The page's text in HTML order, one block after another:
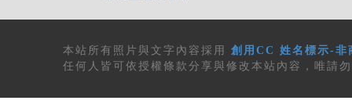
本站所有 照片與文字內容 採用 創用CC 姓名標示-
任何人皆可依授權條款分享與修改本站內容，唯請